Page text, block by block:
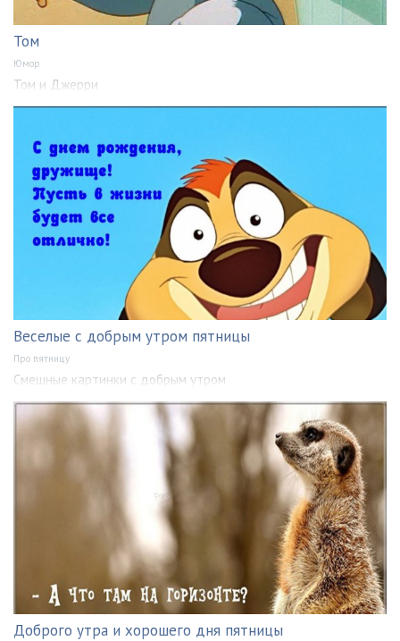
Том
Юмор
Том и Джерри
Веселые с добрым утром пятницы
Про пятницу
Смешные картинки с добрым утром
Доброго утра и хорошего дня пятницы